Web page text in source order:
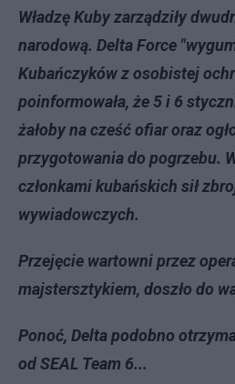
Władzę Kuby zarządziły
narodową. Delta Force
Kubańczyków z osobistej
poinformowała, że 5 i 6
żałoby na cześć ofiar oraz
przygotowania do pogrzebu.
członkami kubańskich sił
wywiadowczych.
Przejęcie wartowni przez
majstersztykiem, doszło do
Ponoć, Delta podobno
od SEAL Team 6...